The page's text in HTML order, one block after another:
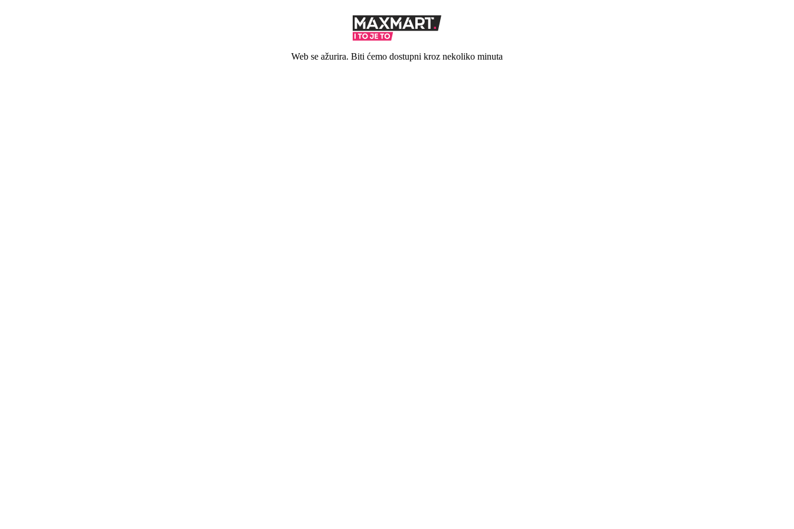
Web se ažurira. Biti ćemo dostupni kroz nekoliko minuta